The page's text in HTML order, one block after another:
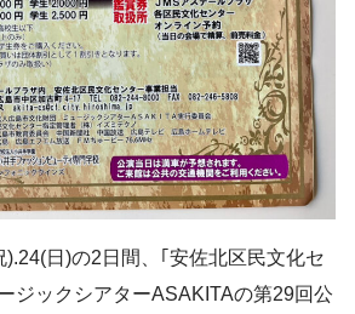
日)の2日間、｢安佐北区民文化セ
ジックシアターASAKITAの第29回公